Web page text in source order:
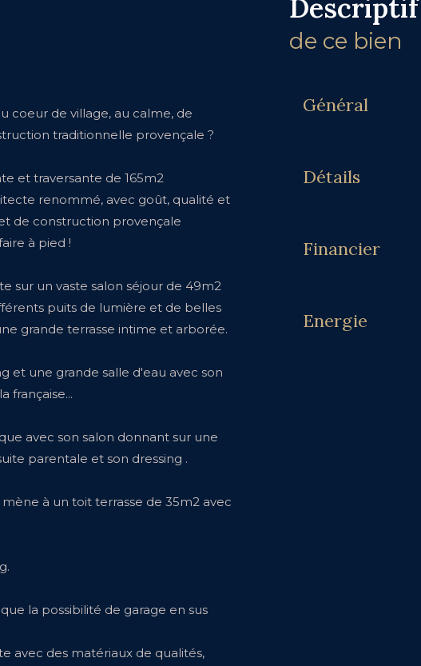
coeur de village, au calme, de
traditionnelle provençale ?
et traversante de 165m2
renommé, avec goût, qualité et
de construction provençale
à pied !
sur un vaste salon séjour de 49m2
puits de lumière et de belles
grande terrasse intime et arborée.
et une grande salle d'eau avec son
française...
avec son salon donnant sur une
parentale et son dressing .
à un toit terrasse de 35m2 avec
la possibilité de garage en sus
avec des matériaux de qualités,
descriptif
de ce bien
Général
Détails
Financier
Energie